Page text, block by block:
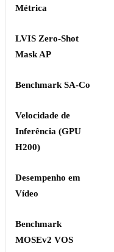
Métrica
LVIS Zero-Shot
Mask AP
Benchmark SA-Co
Velocidade de
Inferência (GPU
H200)
Desempenho em
Vídeo
Benchmark
MOSEv2 VOS